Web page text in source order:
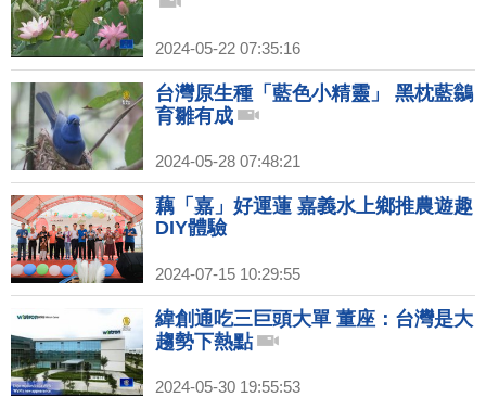
2024-05-22 07:35:16
台灣原生種「藍色小精靈」 黑枕藍鶲
育雛有成
2024-05-28 07:48:21
藕「嘉」好運蓮 嘉義水上鄉推農遊趣
DIY體驗
2024-07-15 10:29:55
緯創通吃三巨頭大單 董座：台灣是大
趨勢下熱點
2024-05-30 19:55:53